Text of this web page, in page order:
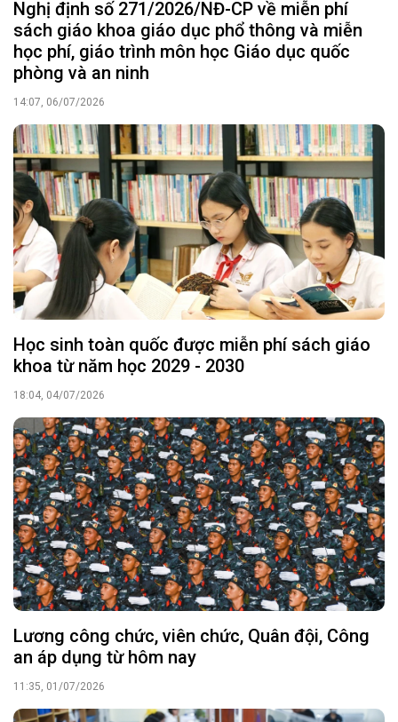
Nghị định số 271/2026/NĐ-CP về miễn phí
sách giáo khoa giáo dục phổ thông và miễn
học phí, giáo trình môn học Giáo dục quốc
phòng và an ninh
14:07, 06/07/2026
Học sinh toàn quốc được miễn phí sách giáo
khoa từ năm học 2029 - 2030
18:04, 04/07/2026
Lương công chức, viên chức, Quân đội, Công
an áp dụng từ hôm nay
11:35, 01/07/2026